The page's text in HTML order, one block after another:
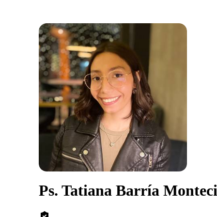
Ps. Tatiana Barría